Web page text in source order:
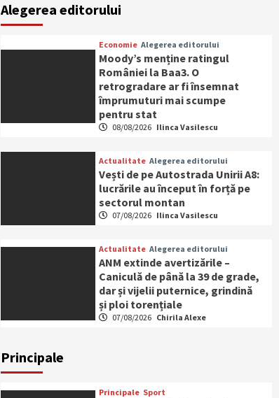
Alegerea editorului
Economie Alegerea editorului
Moody’s menține ratingul
României la Baa3. O
retrogradare ar fi însemnat
împrumuturi mai scumpe
pentru stat
08/08/2026 Ilinca Vasilescu
Actualitate Alegerea editorului
Vești de pe Autostrada Unirii A8:
lucrările au început în forță pe
sectorul montan
07/08/2026 Ilinca Vasilescu
Actualitate Alegerea editorului
ANM extinde avertizările –
Caniculă de până la 39 de grade,
dar și vijelii puternice, grindină
și ploi torențiale
07/08/2026 Chirila Alexe
Principale
Principale Sport